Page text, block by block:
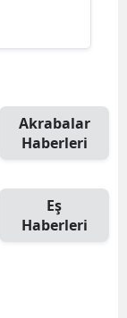
Akrabalar
Haberleri
Eş
Haberleri